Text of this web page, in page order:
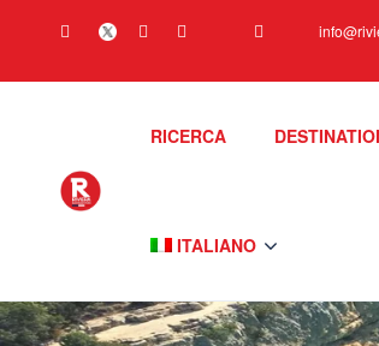
RICERCA
ITALIANO